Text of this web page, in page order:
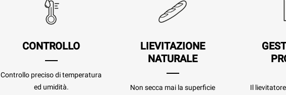
CONTROLLO
Controllo preciso di temperatura
ed umidità.
LIEVITAZIONE
NATURALE
Non secca mai la superficie
Il